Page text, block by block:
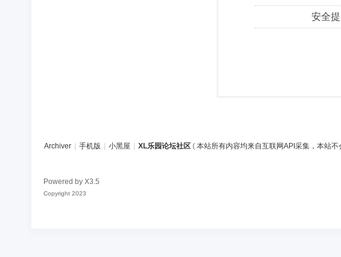
安全
Archiver 手机版 小黑屋 XL乐园论坛社区 ( 本站所有内容均来自互联网API采集，本站
Powered by X3.5
Copyright 2023